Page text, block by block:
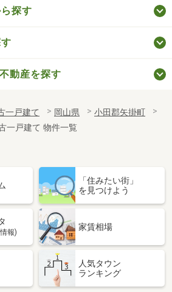
探す
動産を探す
一戸建て 岡山県
小田郡矢掛町
一戸建て 物件一覧
「住みたい街」
を見つけよう
報)
家賃相場
人気タウン
ランキング